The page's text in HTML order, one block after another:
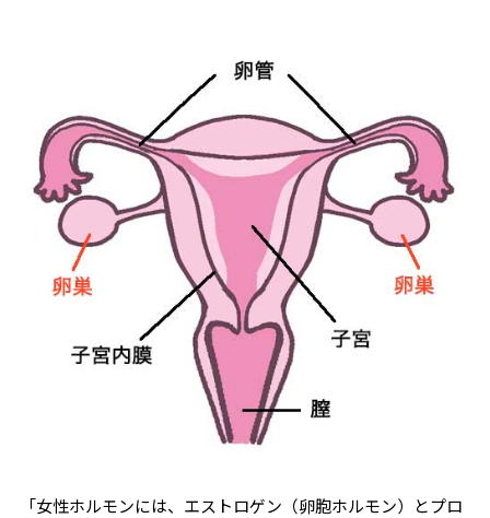
「女性ホルモンには、エストロゲン（卵胞ホルモン）とプロ